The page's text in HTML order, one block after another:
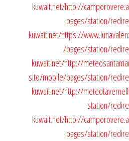
kuwait.net/http://
pages/station/
kuwait.net/https://
/pages/station/
kuwait.net/http://
sito/mobile/pages/station/
kuwait.net/http://
station/
kuwait.net/http://
pages/station/